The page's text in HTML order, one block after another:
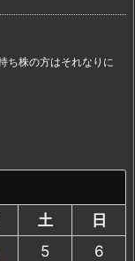
ち株の方はそれなりに
土
日
5
6